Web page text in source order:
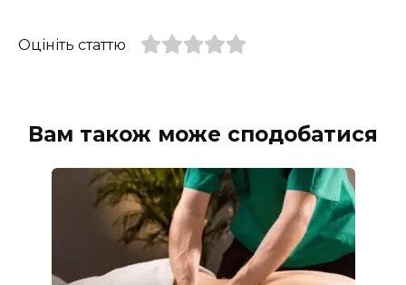
Оцініть статтю
Вам також може сподобатися